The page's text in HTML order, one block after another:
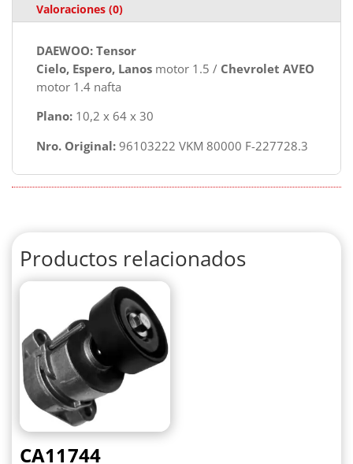
Valoraciones (0)
DAEWOO: Tensor
Cielo, Espero, Lanos motor 1.5 / Chevrolet AVEO
motor 1.4 nafta
Plano: 10,2 x 64 x 30
Nro. Original: 96103222 VKM 80000 F-227728.3
Productos relacionados
CA11744